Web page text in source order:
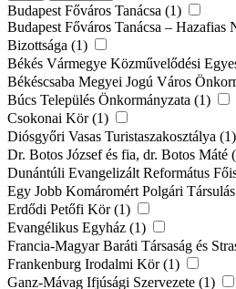
Budapest Főváros Tanácsa (1)
Budapest Főváros Tanácsa – Hazafias
Bizottsága (1)
Békés Vármegye Közművelődési
Békéscsaba Megyei Jogú Város
Búcs Település Önkormányzata (1)
Csokonai Kör (1)
Diósgyőri Vasas Turistaszakosztálya (1)
Dr. Botos József és fia, dr. Botos Máté
Dunántúli Evangelizált Református
Egy Jobb Komáromért Polgári
Erdődi Petőfi Kör (1)
Evangélikus Egyház (1)
Francia-Magyar Baráti Társaság és
Frankenburg Irodalmi Kör (1)
Ganz-Mávag Ifjúsági Szervezete (1)